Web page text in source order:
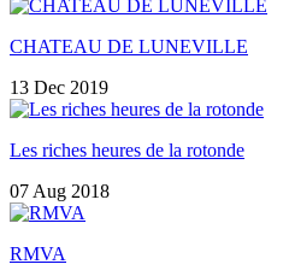
CHATEAU DE LUNEVILLE
13 Dec 2019
Les riches heures de la rotonde
07 Aug 2018
RMVA